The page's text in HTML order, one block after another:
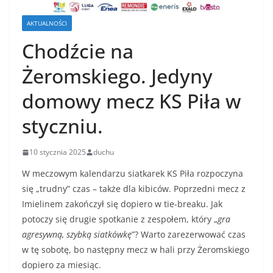
AKTUALNOŚCI
Chodźcie na
Żeromskiego. Jedyny
domowy mecz KS Piła w
styczniu.
10 stycznia 2025 duchu
W meczowym kalendarzu siatkarek KS Piła rozpoczyna
się „trudny” czas – także dla kibiców. Poprzedni mecz z
Imielinem zakończył się dopiero w tie-breaku. Jak
potoczy się drugie spotkanie z zespołem, który „gra
agresywną, szybką siatkówkę”? Warto zarezerwować czas
w tę sobotę, bo następny mecz w hali przy Żeromskiego
dopiero za miesiąc.